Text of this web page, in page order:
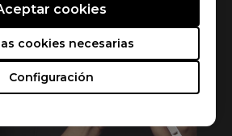
Configuración
cookies necesarias
cookies